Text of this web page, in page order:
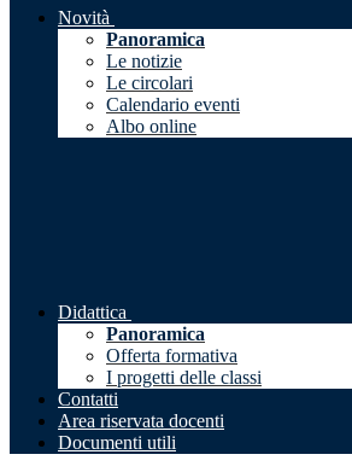
Novità
Panoramica
Le notizie
Le circolari
Calendario eventi
Albo online
Didattica
Panoramica
Offerta formativa
I progetti delle classi
Contatti
Area riservata docenti
Documenti utili